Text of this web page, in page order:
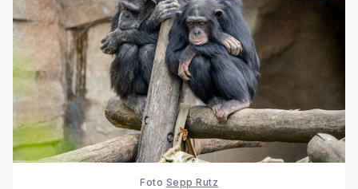
Foto Sepp Rutz